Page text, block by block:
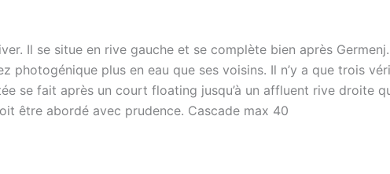
Il se situe en rive gauche et se complète bien après
photogénique plus en eau que ses voisins. Il n’y a que trois
se fait après un court floating jusqu’à un affluent rive droite
être abordé avec prudence. Cascade max 40